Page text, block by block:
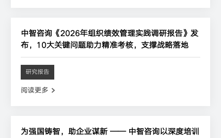
中智咨询《2026年组织绩效管理实践调研报告》发
布，10大关键问题助力精准考核，支撑战略落地
研究报告
阅读更多
为强国铸智，助企业谋新 —— 中智咨询以深度培训